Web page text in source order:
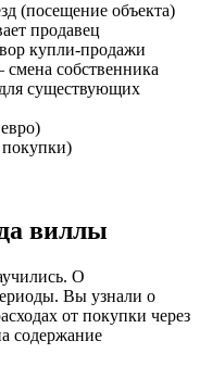
(посещение объекта)
продавец
купли-продажи
собственника
существующих
виллы
О
Вы узнали о
от покупки через
содержание